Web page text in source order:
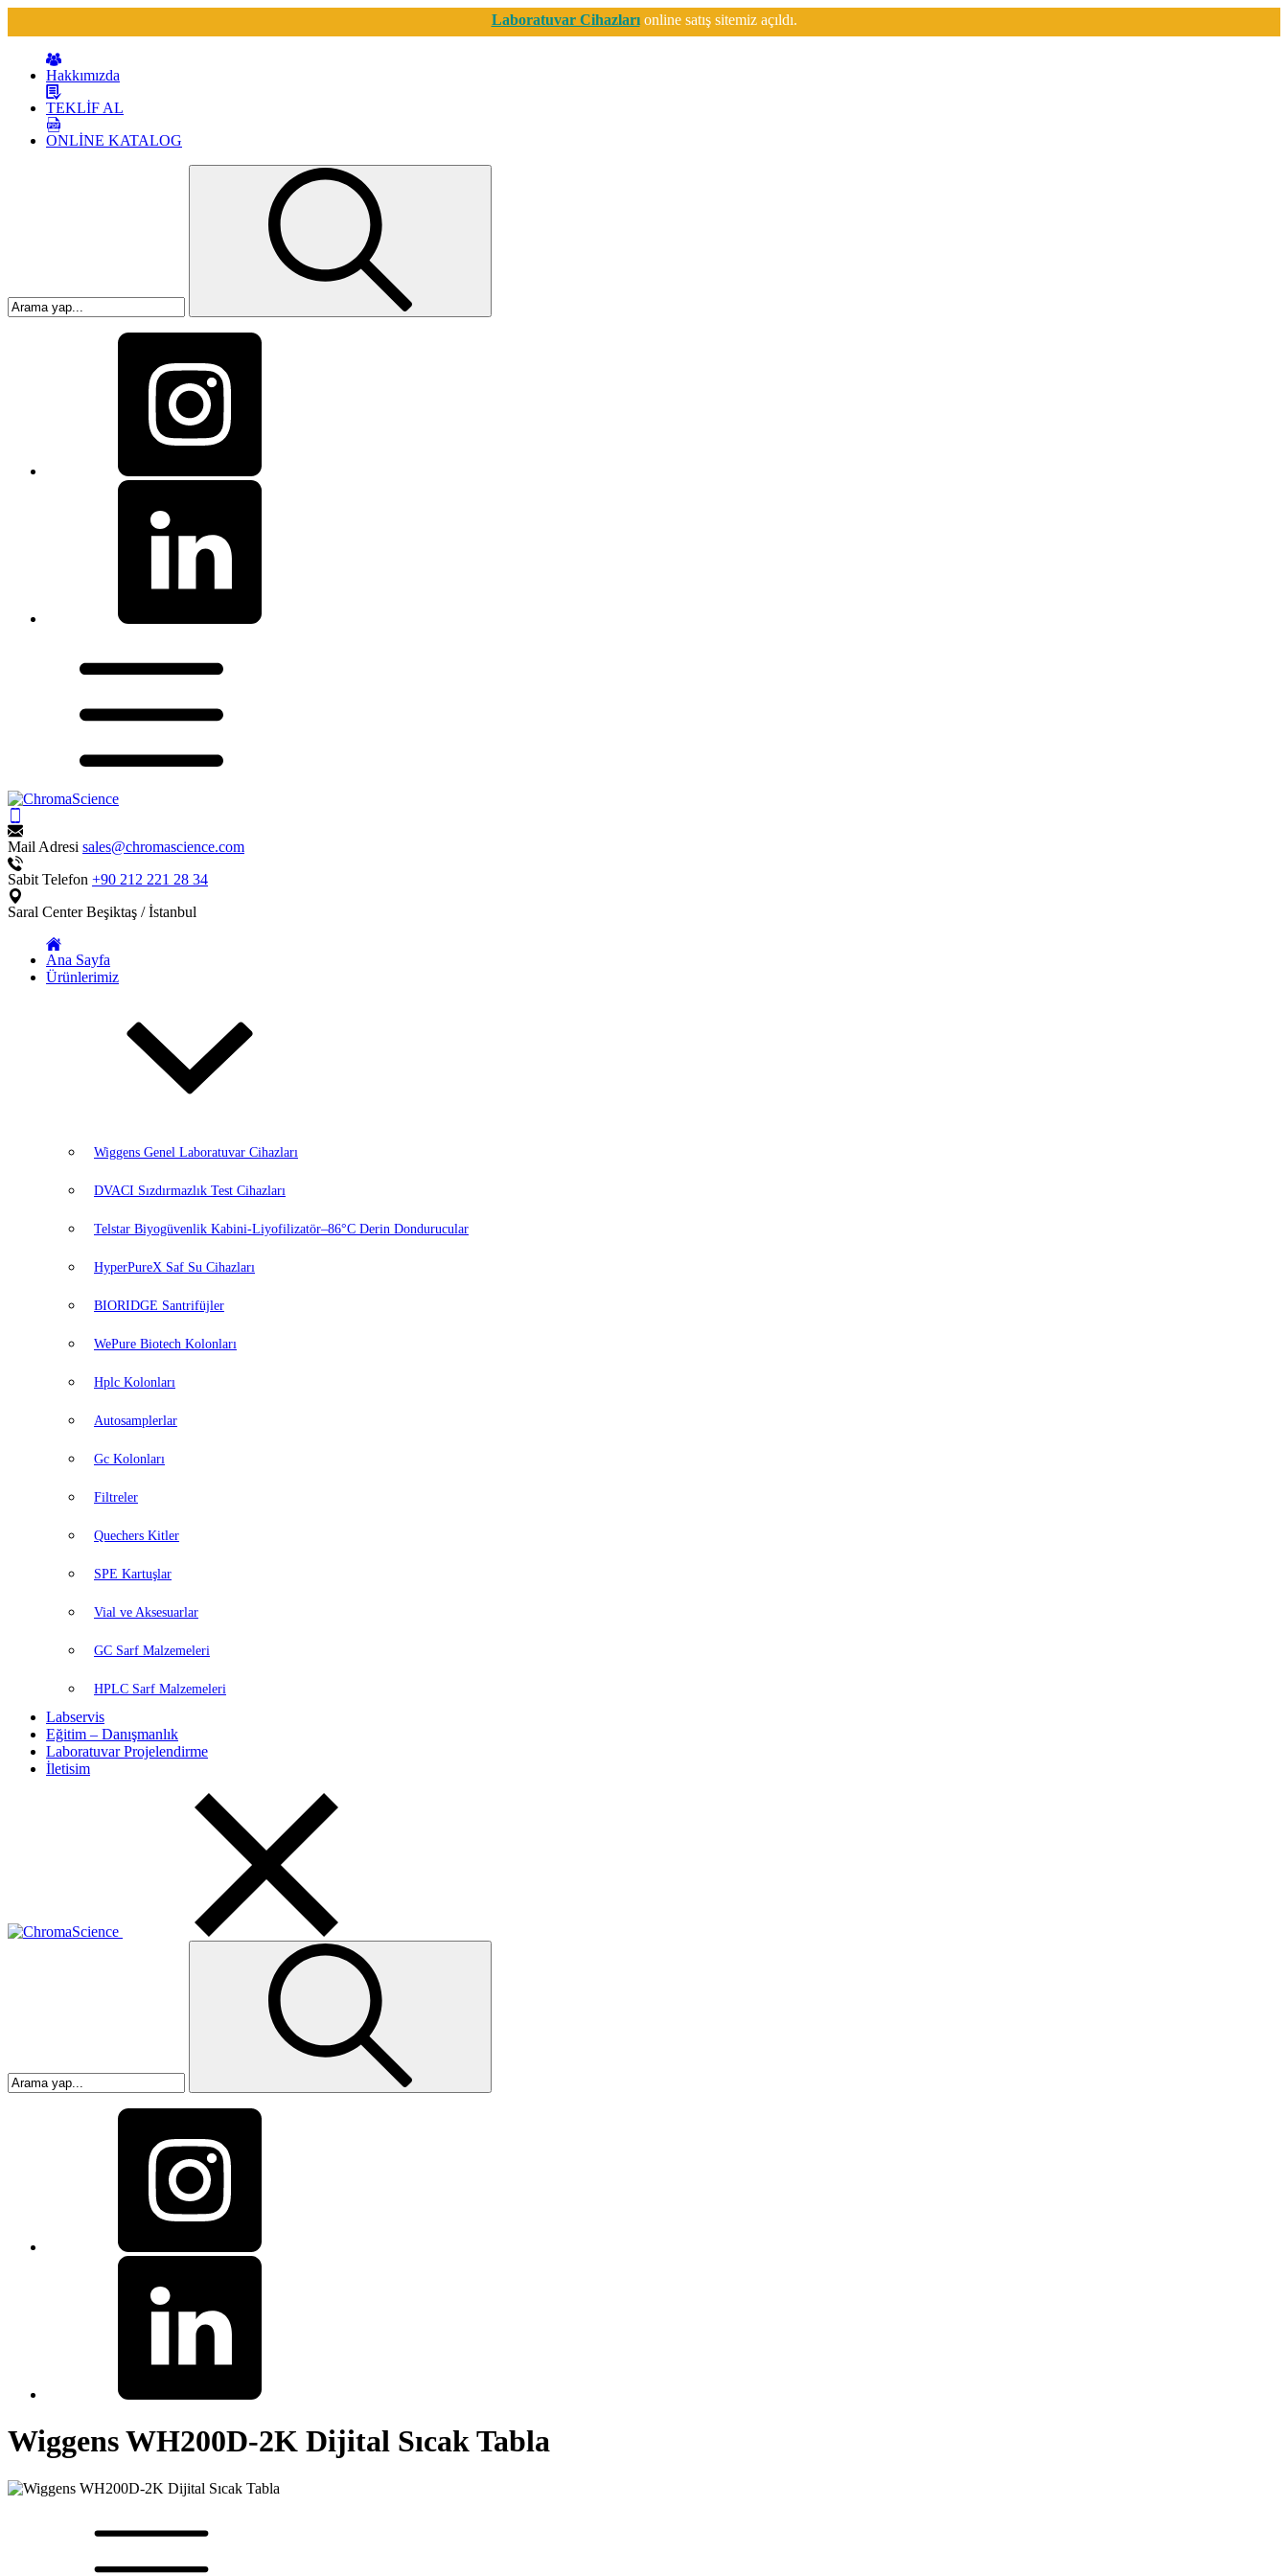
Laboratuvar Cihazlarıonline satış sitemiz açıldı.
Hakkımızda
TEKLİF AL
ONLİNE KATALOG
Mail Adresi sales@chromascience.com
Sabit Telefon +90 212 221 28 34
Saral CenterBeşiktaş / İstanbul
Ana Sayfa
Ürünlerimiz
Wiggens Genel Laboratuvar Cihazları
DVACI Sızdırmazlık Test Cihazları
Telstar Biyogüvenlik Kabini-Liyofilizatör–86°C Derin Dondurucular
HyperPureX Saf Su Cihazları
BIORIDGE Santrifüjler
WePure Biotech Kolonları
Hplc Kolonları
Autosamplerlar
Gc Kolonları
Filtreler
Quechers Kitler
SPE Kartuşlar
Vial ve Aksesuarlar
GC Sarf Malzemeleri
HPLC Sarf Malzemeleri
Labservis
Eğitim – Danışmanlık
Laboratuvar Projelendirme
İletisim
Wiggens WH200D-2K Dijital Sıcak Tabla